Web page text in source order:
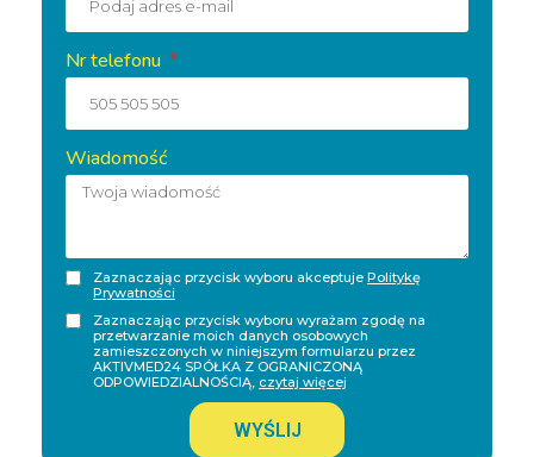
Nr telefonu
Wiadomość
Zaznaczając przycisk wyboru akceptuje Politykę
Prywatności
Zaznaczając przycisk wyboru wyrażam zgodę na
przetwarzanie moich danych osobowych
zamieszczonych w niniejszym formularzu przez
AKTIVMED24 SPÓŁKA Z OGRANICZONĄ
ODPOWIEDZIALNOŚCIĄ, czytaj więcej
WYŚLIJ